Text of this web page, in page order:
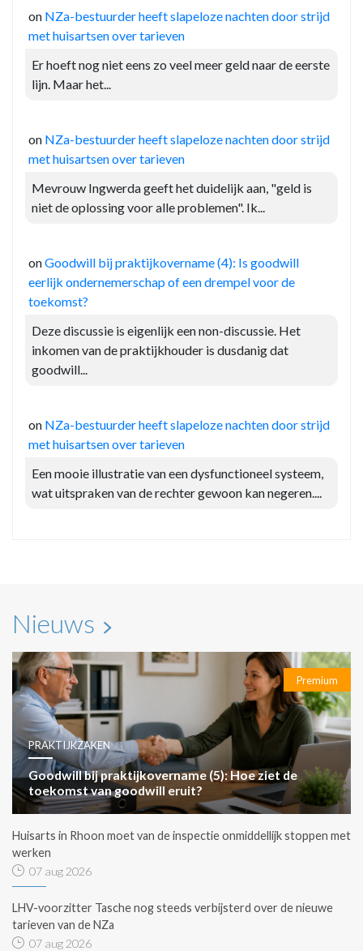
on NZa-bestuurder heeft slapeloze nachten door strijd
met huisartsen over tarieven
Er hoeft nog niet eens zo veel meer geld naar de eerste
lijn. Maar het...
on NZa-bestuurder heeft slapeloze nachten door strijd
met huisartsen over tarieven
Mevrouw Ingwerda geeft het duidelijk aan, "geld is
niet de oplossing voor alle problemen". Ik...
onGoodwill bij praktijkovername (4): Is goodwill
eerlijk ondernemerschap of een drempel voor de
toekomst?
Deze discussie is eigenlijk een non-discussie. Het
inkomen van de praktijkhouder is dusdanig dat
goodwill...
on NZa-bestuurder heeft slapeloze nachten door strijd
met huisartsen over tarieven
Een mooie illustratie van een dysfunctioneel systeem,
wat uitspraken van de rechter gewoon kan negeren....
Nieuws
Premium
PRAKTIJKZAKEN
Goodwill bij praktijkovername (5): Hoe ziet de
toekomst van goodwill eruit?
Huisarts in Rhoon moet van de inspectie onmiddellijk stoppen met
werken
07 aug 2026
LHV-voorzitter Tasche nog steeds verbijsterd over de nieuwe
tarieven van de NZa
07 aug 2026